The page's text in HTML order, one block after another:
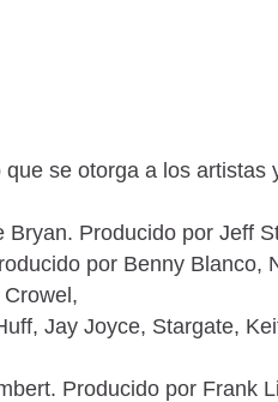
que se otorga a los artistas
Bryan. Producido por Jeff
por Benny Blanco,
Jay Joyce, Stargate,
Producido por Frank